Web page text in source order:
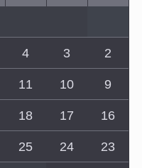
2
3
4
9
10
11
16
17
18
23
24
25